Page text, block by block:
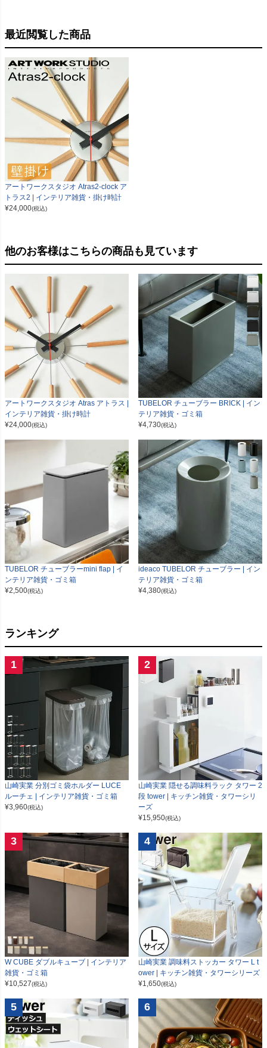
最近閲覧した商品
アートワークスタジオ Atras2-clock ア
トラス2 | インテリア雑貨・掛け時計
¥24,000(税込)
他のお客様はこちらの商品も見ています
アートワークスタジオ Atras アトラス |
インテリア雑貨・掛け時計
¥24,000(税込)
TUBELOR チューブラー BRICK | イン
テリア雑貨・ゴミ箱
¥4,730(税込)
TUBELOR チューブラーmini flap | イ
ンテリア雑貨・ゴミ箱
¥2,500(税込)
ideaco TUBELOR チューブラー | イン
テリア雑貨・ゴミ箱
¥4,380(税込)
ランキング
1
山崎実業 分別ゴミ袋ホルダー LUCE
ルーチェ | インテリア雑貨・ゴミ箱
¥3,960(税込)
2
山崎実業 隠せる調味料ラック タワー 2
段 tower | キッチン雑貨・タワーシリ
ーズ
¥15,950(税込)
3
W CUBE ダブルキューブ | インテリア
雑貨・ゴミ箱
¥10,527(税込)
4
山崎実業 調味料ストッカー タワー L t
ower | キッチン雑貨・タワーシリーズ
¥1,650(税込)
5 6